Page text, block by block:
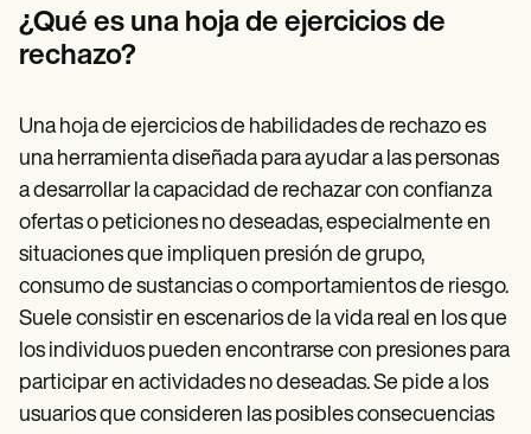
¿Qué es una hoja de ejercicios de
rechazo?
Una hoja de ejercicios de habilidades de rechazo es
una herramienta diseñada para ayudar a las personas
a desarrollar la capacidad de rechazar con confianza
ofertas o peticiones no deseadas, especialmente en
situaciones que impliquen presión de grupo,
consumo de sustancias o comportamientos de riesgo.
Suele consistir en escenarios de la vida real en los que
los individuos pueden encontrarse con presiones para
participar en actividades no deseadas. Se pide a los
usuarios que consideren las posibles consecuencias